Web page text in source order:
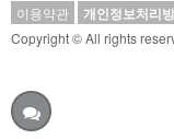
이용약관
개인정보처리
Copyright © All rights